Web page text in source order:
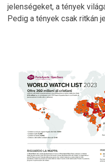
jelenségeket, a tények
Pedig a tények csak ritkán